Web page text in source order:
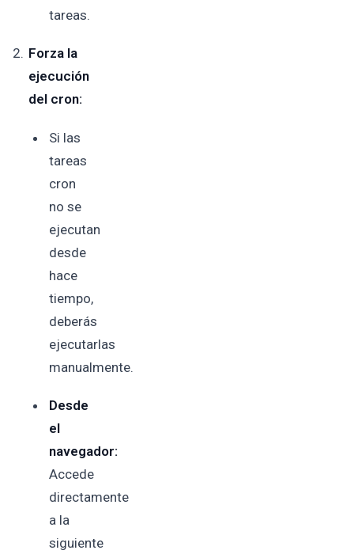
tareas.
Forza la
ejecución
del cron:
Si las
tareas
cron
no se
ejecutan
desde
hace
tiempo,
deberás
ejecutarlas
manualmente.
Desde
el
navegador:
Accede
directamente
a la
siguiente